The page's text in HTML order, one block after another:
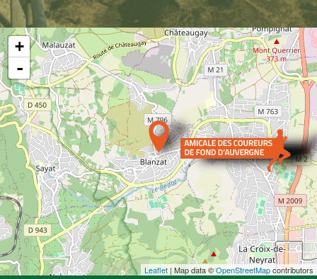
+
-
Leaflet | Map data ©OpenStreetMapcontributors